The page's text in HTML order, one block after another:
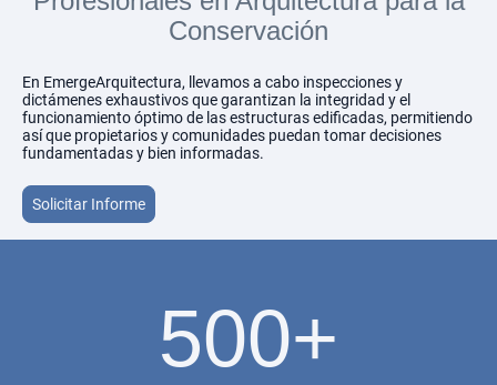
Conservación
En EmergeArquitectura, llevamos a cabo inspecciones y
dictámenes exhaustivos que garantizan la integridad y el
funcionamiento óptimo de las estructuras edificadas, permitiendo
así que propietarios y comunidades puedan tomar decisiones
fundamentadas y bien informadas.
Solicitar Informe
500+